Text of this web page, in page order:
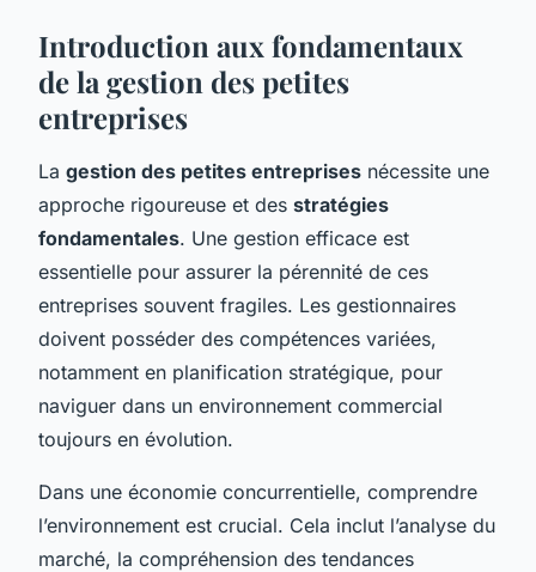
Introduction aux fondamentaux
de la gestion des petites
entreprises
La gestion des petites entreprises nécessite une
approche rigoureuse et des stratégies
fondamentales. Une gestion efficace est
essentielle pour assurer la pérennité de ces
entreprises souvent fragiles. Les gestionnaires
doivent posséder des compétences variées,
notamment en planification stratégique, pour
naviguer dans un environnement commercial
toujours en évolution.
Dans une économie concurrentielle, comprendre
l’environnement est crucial. Cela inclut l’analyse du
marché, la compréhension des tendances